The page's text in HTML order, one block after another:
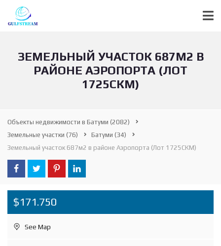
ЗЕМЕЛЬНЫЙ УЧАСТОК 687М2 В
РАЙОНЕ АЭРОПОРТА (ЛОТ
1725СКМ)
Объекты недвижимости в Батуми (2082)
Земельные участки (76) Батуми (34)
Земельный участок 687м2 в районе Аэропорта (Лот 1725СКМ)
$171.750
See Map